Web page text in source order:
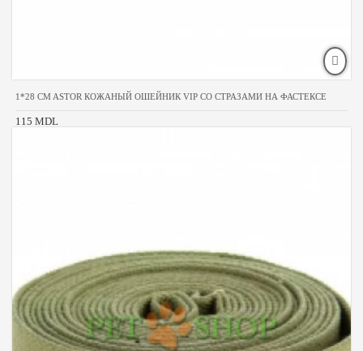
1*28 CM ASTOR КОЖАНЫЙ ОШЕЙНИК VIP СО СТРАЗАМИ НА ФАСТЕКСЕ
115 MDL